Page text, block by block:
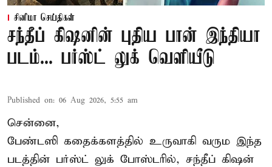
சினிமா செய்திகள்
சந்தீப் கிஷனின் புதிய பான் இந்தியா
படம்... பர்ஸ்ட் லுக் வெளியீடு
Published on: 06 Aug 2026, 5:55 am
சென்னை,
பேண்டஸி கதைக்களத்தில் உருவாகி வரும இந்த
படத்தின் பர்ஸ்ட் லுக் போஸ்டரில், சந்தீப் கிஷன்